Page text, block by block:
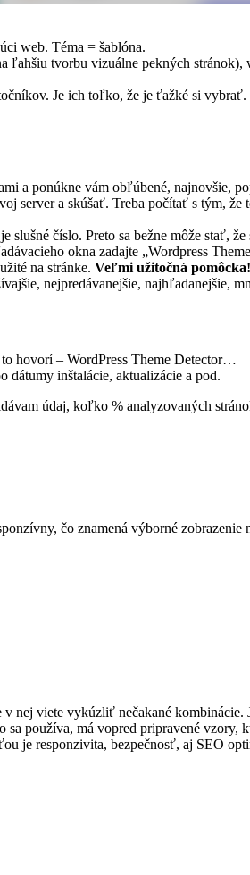
web. Téma = šablóna.
tvorbu vizuálne pekných
Je ich toľko, že je ťažké si vybrať.
a ponúkne vám obľúbené, najnovšie,
server a skúšať. Treba počítať s tým,
číslo. Preto sa bežne môže stať,
okna zadajte „Wordpress
na stránke. Veľmi užitočná pomôcka!
nejpredávanejšie, najhľadanejšie,
hovorí – WordPress Theme Detector…
dátumy inštalácie, aktualizácie a pod.
údaj, koľko % analyzovaných
čo znamená výborné
nej viete vykúzliť nečakané
používa, má vopred pripravené
je responzivita, bezpečnosť, aj SEO